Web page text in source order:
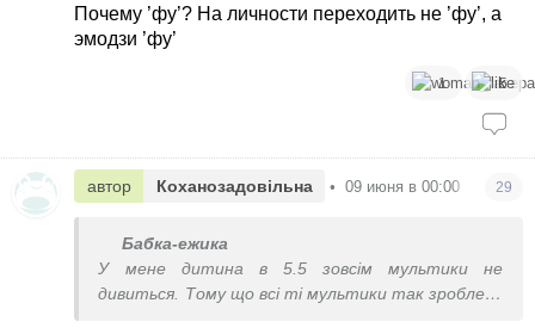
Почему ’фу’? На личности переходить не ’фу’, а
эмодзи ’фу’
1 5
автор Коханозадовільна • 09 июня в 00:00 29
Бабка-ежика
У мене дитина в 5.5 зовсім мультики не
дивиться. Тому що всі ті мультики так зроблені,